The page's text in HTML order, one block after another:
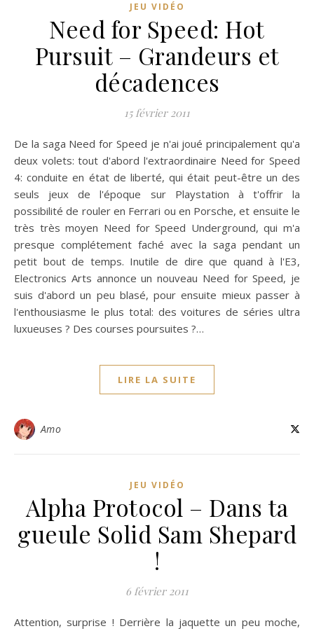
JEU VIDÉO
Need for Speed: Hot
Pursuit – Grandeurs et
décadences
15 février 2011
De la saga Need for Speed je n'ai joué principalement qu'a
deux volets: tout d'abord l'extraordinaire Need for Speed
4: conduite en état de liberté, qui était peut-être un des
seuls jeux de l'époque sur Playstation à t'offrir la
possibilité de rouler en Ferrari ou en Porsche, et ensuite le
très très moyen Need for Speed Underground, qui m'a
presque complétement faché avec la saga pendant un
petit bout de temps. Inutile de dire que quand à l'E3,
Electronics Arts annonce un nouveau Need for Speed, je
suis d'abord un peu blasé, pour ensuite mieux passer à
l'enthousiasme le plus total: des voitures de séries ultra
luxueuses ? Des courses poursuites ?…
LIRE LA SUITE
Amo
JEU VIDÉO
Alpha Protocol – Dans ta
gueule Solid Sam Shepard
!
6 février 2011
Attention, surprise ! Derrière la jaquette un peu moche,